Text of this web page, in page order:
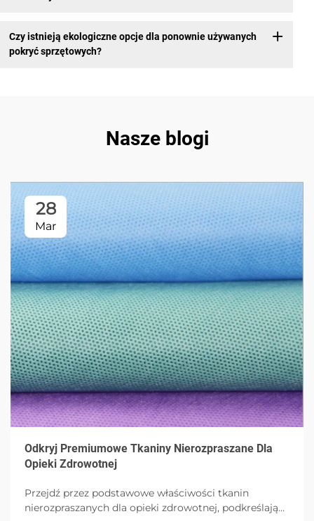
Czy istnieją ekologiczne opcje dla ponownie używanych
pokryć sprzętowych?
Nasze blogi
28
Mar
Odkryj Premiumowe Tkaniny Nierozpraszane Dla
Opieki Zdrowotnej
Przejdź przez podstawowe właściwości tkanin
nierozpraszanych dla opieki zdrowotnej, podkreślając